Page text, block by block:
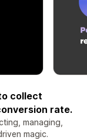
collect
rate.
managing,
magic.